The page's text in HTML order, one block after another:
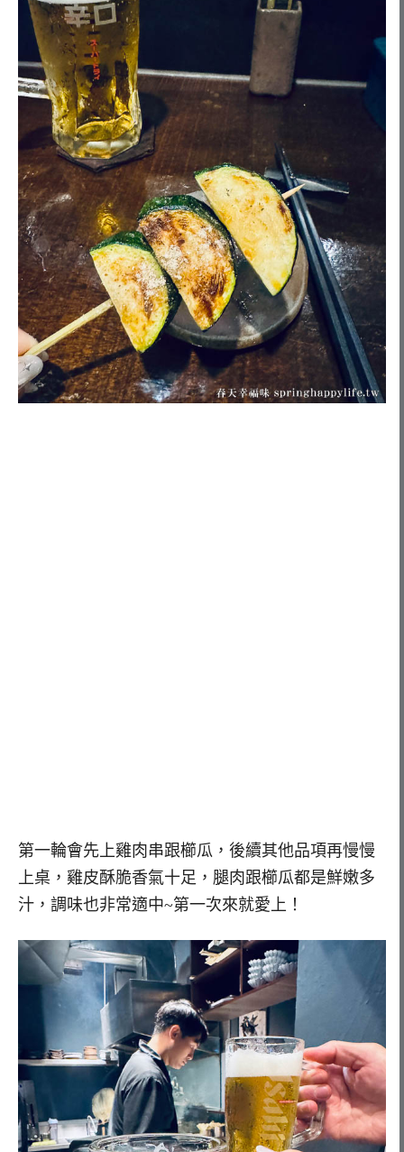
第一輪會先上雞肉串跟櫛瓜，後續其他品項再慢慢
上桌，雞皮酥脆香氣十足，腿肉跟櫛瓜都是鮮嫩多
汁，調味也非常適中~第一次來就愛上！